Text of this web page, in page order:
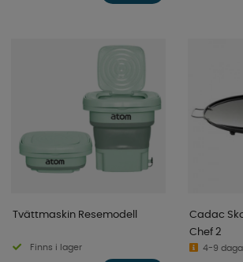
Tvättmaskin Resemodell
Finns i lager
Cadac
Chef 2
4-9